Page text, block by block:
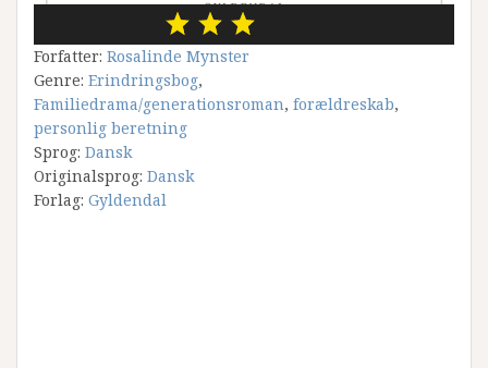
Forfatter: Rosalinde Mynster
Genre: Erindringsbog,
Familiedrama/generationsroman, forældreskab,
personlig beretning
Sprog: Dansk
Originalsprog: Dansk
Forlag: Gyldendal